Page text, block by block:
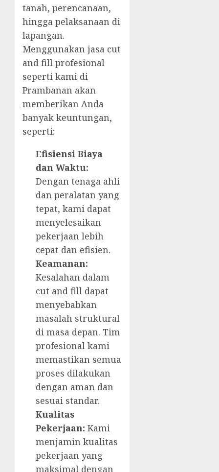
tanah, perencanaan,
hingga pelaksanaan di
lapangan.
Menggunakan jasa cut
and fill profesional
seperti kami di
Prambanan akan
memberikan Anda
banyak keuntungan,
seperti:
Efisiensi Biaya
dan Waktu:
Dengan tenaga ahli
dan peralatan yang
tepat, kami dapat
menyelesaikan
pekerjaan lebih
cepat dan efisien.
Keamanan:
Kesalahan dalam
cut and fill dapat
menyebabkan
masalah struktural
di masa depan. Tim
profesional kami
memastikan semua
proses dilakukan
dengan aman dan
sesuai standar.
Kualitas
Pekerjaan: Kami
menjamin kualitas
pekerjaan yang
maksimal dengan